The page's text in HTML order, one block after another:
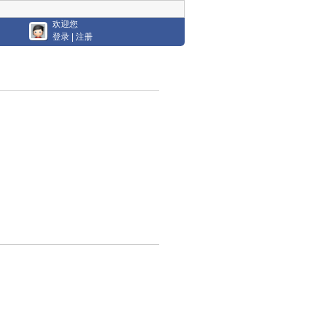
欢迎您
登录
注册